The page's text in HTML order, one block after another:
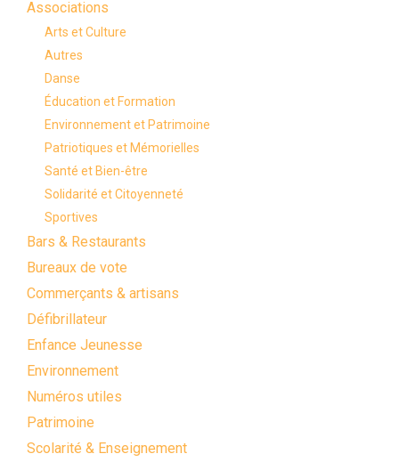
Associations
Arts et Culture
Autres
Danse
Éducation et Formation
Environnement et Patrimoine
Patriotiques et Mémorielles
Santé et Bien-être
Solidarité et Citoyenneté
Sportives
Bars & Restaurants
Bureaux de vote
Commerçants & artisans
Défibrillateur
Enfance Jeunesse
Environnement
Numéros utiles
Patrimoine
Scolarité & Enseignement